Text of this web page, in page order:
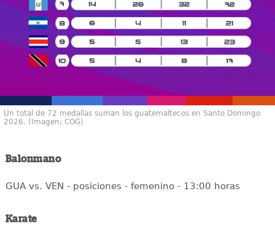
Un total de 72 medallas suman los guatemaltecos en Santo Domingo
2026. (Imagen: COG)
Balonmano
GUA vs. VEN - posiciones - femenino - 13:00 horas
Karate